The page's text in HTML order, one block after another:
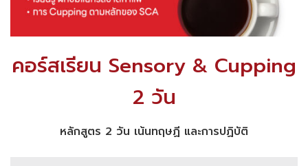
คอร์สเรียน Sensory & Cupping
2 วัน
หลักสูตร 2 วัน เน้นทฤษฏี และการปฏิบัติ